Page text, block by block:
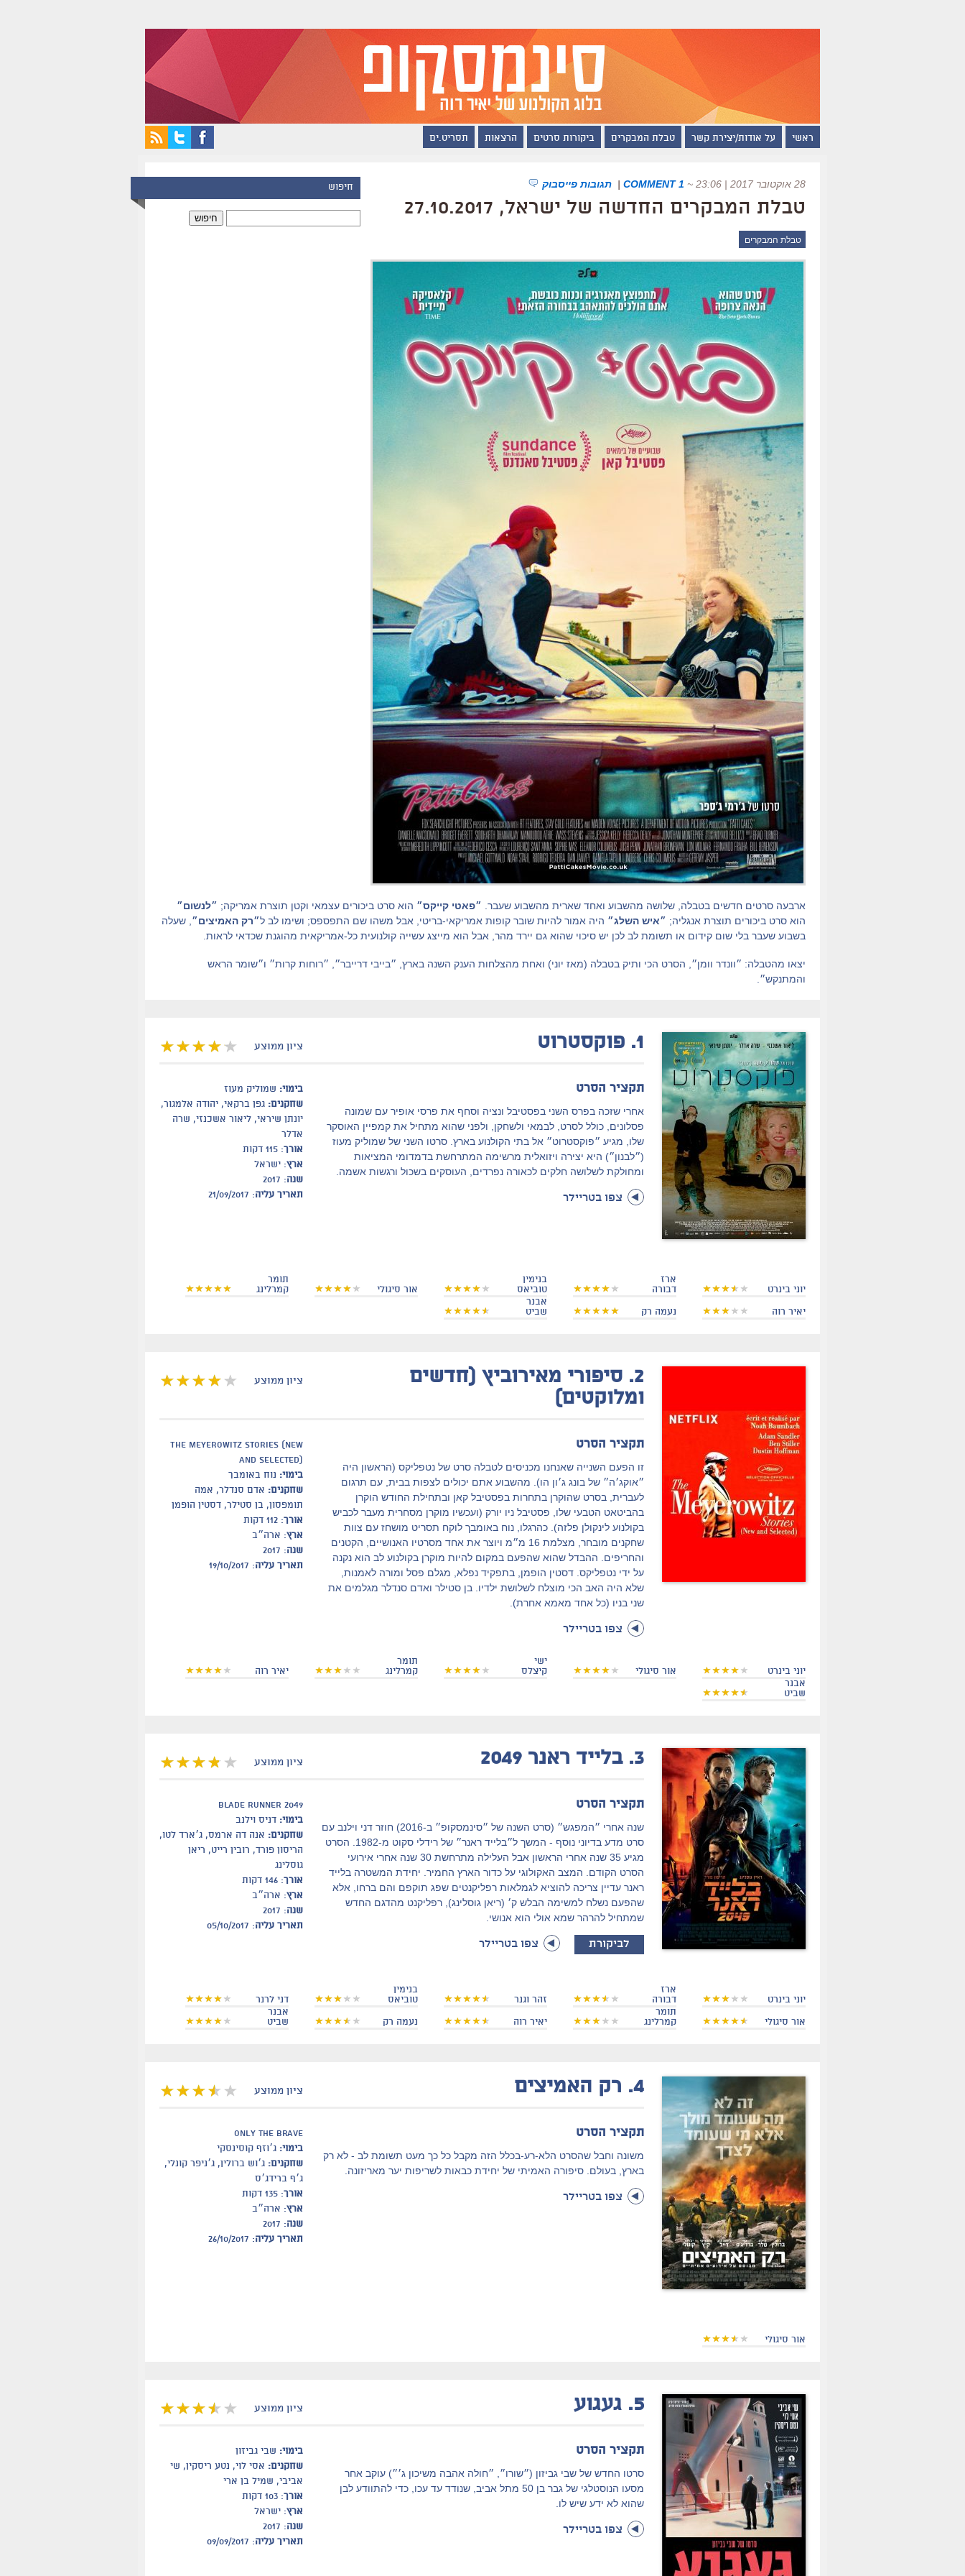
ראשי על אודות/יצירת קשר טבלת המבקרים ביקורות סרטים הרצאות תסריט.ים
חיפוש 28 אוקטובר 2017 | 23:06 ~
1 COMMENT
| תגובות פייסבוק
טבלת המבקרים החדשה של ישראל, 27.10.2017
טבלת המבקרים
ארבעה סרטים חדשים בטבלה, שלושה מהשבוע ואחד שארית מהשבוע שעבר. ״פאטי קייקס״ הוא סרט ביכורים עצמאי וקטן תוצרת אמריקה; ״לנשום״
הוא סרט ביכורים תוצרת אנגליה; ״איש השלג״ היה אמור להיות שובר קופות אמריקאי-בריטי, אבל משהו שם התפספס; ושימו לב ל״רק האמיצים״ , שעלה
בשבוע שעבר בלי שום קידום או תשומת לב לכן יש סיכוי שהוא גם יירד מהר, אבל הוא מייצג עשייה קולנועית כל-אמריקאית מהוגנת שכדאי לראות.
יצאו מהטבלה: ״וונדר וומן״, הסרט הכי ותיק בטבלה (מאז יוני) ואחת מהצלחות הענק השנה בארץ, ״בייבי דרייבר״, ״רוחות קרות״ ו״שומר הראש
והמתנקש״.
ציון ממוצע 1. פוקסטרוט
בימוי: שמוליק מעוז
שחקנים: גפן ברקאי, יהודה אלמגור,
יונתן שיראי, ליאור אשכנזי, שרה
אדלר
אורך: 115 דקות
ארץ: ישראל
שנה: 2017
תאריך עליה: 21/09/2017
תקציר הסרט
אחרי שזכה בפרס השני בפסטיבל ונציה וסחף את פרסי אופיר עם שמונה
פסלונים, כולל לסרט, לבמאי ולשחקן, ולפני שהוא מתחיל את קמפיין האוסקר
שלו, מגיע ״פוקסטרוט״ אל בתי הקולנוע בארץ. סרטו השני של שמוליק מעוז
(״לבנון״) היא יצירה ויזואלית מרשימה המתרחשת בדמדומי המציאות
ומחולקת לשלושה חלקים לכאורה נפרדים, העוסקים בשכול ורגשות אשמה.
צפו בטריילר
יוני בינרט
ארז
דבורה
בנימין
טוביאס
אור סיגולי
תומר
קמרלינג
יאיר רוה נעמה רק
אבנר
שביט
ציון ממוצע 2. סיפורי מאירוביץ (חדשים
ומלוקטים)
The Meyerowitz Stories (New
and Selected)
בימוי: נוח באומבך
שחקנים: אדם סנדלר, אמה
תומפסון, בן סטילר, דסטין הופמן
אורך: 112 דקות
ארץ: ארה״ב
שנה: 2017
תאריך עליה: 19/10/2017
תקציר הסרט
זו הפעם השנייה שאנחנו מכניסים לטבלה סרט של נטפליקס (הראשון היה
״אוקג׳ה״ של בונג ג׳ון הו). מהשבוע אתם יכולים לצפות בבית, עם תרגום
לעברית, בסרט שהוקרן בתחרות בפסטיבל קאן ובתחילת החודש הוקרן
בהביטאט הטבעי שלו, פסטיבל ניו יורק (ועכשיו מוקרן מסחרית מעבר לכביש
בקולנוע לינקולן פלזה). כהרגלו, נוח באומבך לוקח תסריט מושחז עם צוות
שחקנים מובחר, מצלמת 16 מ״מ ויוצר את אחד מסרטיו האנושיים, הקטנים
והחריפים. ההבדל שהוא שהפעם במקום להיות מוקרן בקולנוע לב הוא נקנה
על ידי נטפליקס. דסטין הופמן, בתפקיד נפלא, מגלם פסל ומורה לאמנות,
שלא היה האב הכי מוצלח לשלושת ילדיו. בן סטילר ואדם סנדלר מגלמים את
שני בניו (כל אחד מאמא אחרת).
צפו בטריילר
יוני בינרט אור סיגולי
ישי
קיצלס
תומר
קמרלינג
יאיר רוה
אבנר
שביט
ציון ממוצע 3. בלייד ראנר 2049
blade runner 2049
בימוי: דניס וילנב
שחקנים: אנה דה ארמס, ג׳ארד לטו,
הריסון פורד, רובין רייט, ריאן
גוסלינג
אורך: 146 דקות
ארץ: ארה״ב
שנה: 2017
תאריך עליה: 05/10/2017
תקציר הסרט
שנה אחרי ״המפגש״ (סרט השנה של ״סינמסקופ״ ב-2016) חוזר דני וילנב עם
סרט מדע בדיוני נוסף - המשך ל״בלייד ראנר״ של רידלי סקוט מ-1982. הסרט
מגיע 35 שנה אחרי הראשון אבל העלילה מתרחשת 30 שנה אחרי אירועי
הסרט הקודם. המצב האקולוגי על כדור הארץ החמיר. יחידת המשטרה בלייד
ראנר עדיין צריכה להוציא לגמלאות רפליקנטים שפג תוקפם והם ברחו, אלא
שהפעם נשלח למשימה הבלש ק׳ (ריאן גוסלינג), רפליקנט מהדגם החדש
שמתחיל להרהר שמא אולי הוא אנושי.
לביקורת צפו בטריילר
יוני בינרט
ארז
דבורה
זהר וגנר
בנימין
טוביאס
דני לרנר
אור סיגולי
תומר
קמרלינג
יאיר רוה נעמה רק
אבנר
שביט
ציון ממוצע 4. רק האמיצים
only the brave
בימוי: ג׳וזף קוסינסקי
שחקנים: ג׳וש ברולין, ג׳ניפר קונלי,
ג׳ף ברידג׳ס
אורך: 135 דקות
ארץ: ארה״ב
שנה: 2017
תאריך עליה: 26/10/2017
תקציר הסרט
משונה וחבל שהסרט הלא-רע-בכלל הזה מקבל כל כך מעט תשומת לב - לא רק
בארץ, בעולם. סיפורה האמיתי של יחידת כבאות לשריפות יער מאריזונה.
צפו בטריילר
אור סיגולי
ציון ממוצע 5. געגוע
בימוי: שבי גביזון
שחקנים: אסי לוי, נטע ריסקין, שי
אביבי, שמיל בן ארי
אורך: 103 דקות
ארץ: ישראל
שנה: 2017
תאריך עליה: 09/09/2017
תקציר הסרט
סרטו החדש של שבי גביזון (״שורו״, ״חולה אהבה משיכון ג׳״) עוקב אחר
מסעו הנוסטלגי של גבר בן 50 מתל אביב, שנודד עד עכו, כדי להתוודע לבן
שהוא לא ידע שיש לו.
צפו בטריילר